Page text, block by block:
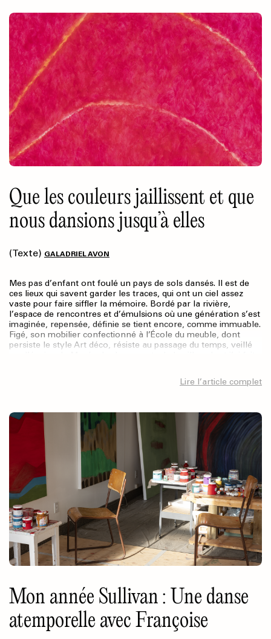
moderne et contribué à la minorisation de disciplines et de
pratiques. Il ne propose pas une lecture exhaustive du travail
de Sullivan, mais une réflexion générale sur les modalités
d’écriture de l’histoire depuis des postures féministes et
performatives.
Que les couleurs jaillissent et que
nous dansions jusqu’à elles
(Texte) GALADRIEL AVON
Mes pas d’enfant ont foulé un pays de sols dansés. Il est de
ces lieux qui savent garder les traces, qui ont un ciel assez
vaste pour faire siffler la mémoire. Bordé par la rivière,
l’espace de rencontres et d’émulsions où une génération s’est
imaginée, repensée, définie se tient encore, comme immuable.
Figé, son mobilier confectionné à l’École du meuble, dont
persiste le style Art déco, résiste au passage du temps, veillé
Lire l’article complet
Mon année Sullivan : Une danse
atemporelle avec Françoise